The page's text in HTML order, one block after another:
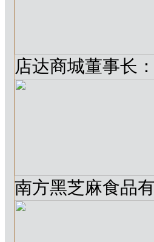
店达商城董事长
南方黑芝麻食品